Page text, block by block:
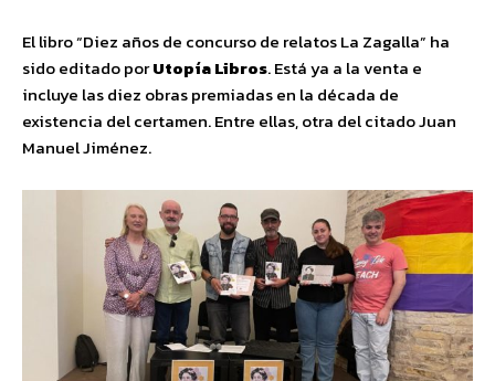
El libro “Diez años de concurso de relatos La Zagalla” ha
sido editado porUtopía Libros. Está ya a la venta e
incluye las diez obras premiadas en la década de
existencia del certamen. Entre ellas, otra del citado Juan
Manuel Jiménez.